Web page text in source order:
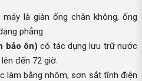
máy là giàn ống chân không, ống
phẳng.
bảo ôn) có tác dụng lưu trữ nước
đến 72 giờ.
làm bằng nhôm, sơn sắt tĩnh điện